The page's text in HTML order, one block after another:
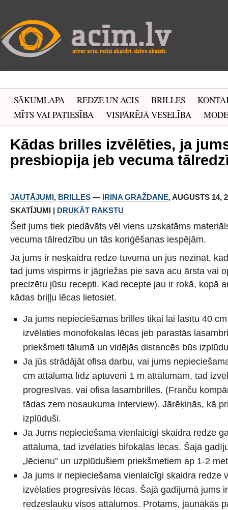
SĀKUMLAPA REDZE UN ACIS BRILLES
MĪTS VAI PATIESĪBA
VISPĀRĒJĀ VESELĪBA MODE
Kādas brilles izvēlēties, ja
presbiopija jeb vecuma
JAUTĀJUMI, BRILLES — IRINA GRAŽDANE, AUGUSTS 14,
SKATĪJUMI | DRUKĀT RAKSTU
Šeit jums tiek piedāvāts vēl viens uzskatāms
vecuma tālredzību un tās koriģēšanas iespējām.
Ja jums ir neskaidra redze tuvumā un jūs nezināt,
tad jums vispirms ir jāgriežas pie sava acu ārsta vai
precizētu jūsu recepti. Kad recepte jau ir rokā, kopā
kādas briļļu lēcas lietosiet.
Ja jums nepieciešamas brilles tikai lai lasītu 40
izvēlaties monofokalas lēcas jeb parastās
priekšmeti tālumā un vidējās distancēs būs
Ja jūs strādājāt ofisa darbu, vai jums
cm attāluma līdz aptuveni 1 m attālumam, tad
progresīvas, vai ofisa lasambrilles. (Franču
tādas zem nosaukuma Interview). Jārēķinās, kā
izplūduši.
Ja Jums nepieciešama vienlaicīgi skaidra redze
attālumā, tad izvēlaties bifokālās lēcas. Šajā
„lēcienu” un uzplūdušiem priekšmetiem ap 1-2
Ja jums ir nepieciešama vienlaicīgi skaidra redze
izvēlaties progresīvās lēcas. Šajā gadījumā jums
redzeslauku visos attālumos. Protams, jaunākās